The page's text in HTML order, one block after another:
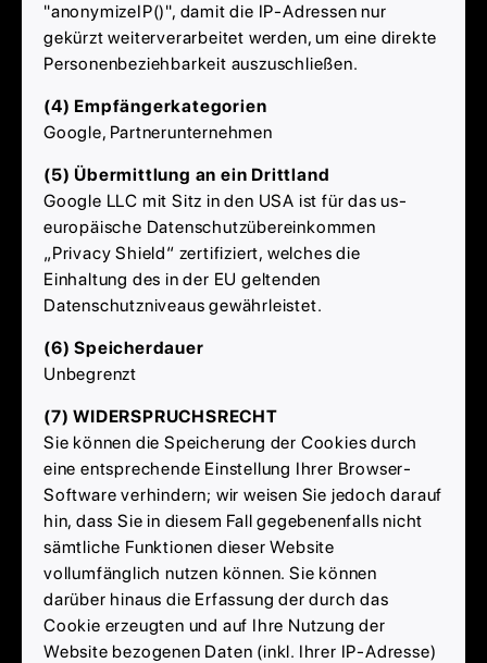
"anonymizeIP()", damit die IP-Adressen nur
gekürzt weiterverarbeitet werden, um eine direkte
Personenbeziehbarkeit auszuschließen.
(4) Empfängerkategorien
Google, Partnerunternehmen
(5) Übermittlung an ein Drittland
Google LLC mit Sitz in den USA ist für das us-
europäische Datenschutzübereinkommen
„Privacy Shield“ zertifiziert, welches die
Einhaltung des in der EU geltenden
Datenschutzniveaus gewährleistet.
(6) Speicherdauer
Unbegrenzt
(7) WIDERSPRUCHSRECHT
Sie können die Speicherung der Cookies durch
eine entsprechende Einstellung Ihrer Browser-
Software verhindern; wir weisen Sie jedoch darauf
hin, dass Sie in diesem Fall gegebenenfalls nicht
sämtliche Funktionen dieser Website
vollumfänglich nutzen können. Sie können
darüber hinaus die Erfassung der durch das
Cookie erzeugten und auf Ihre Nutzung der
Website bezogenen Daten (inkl. Ihrer IP-Adresse)